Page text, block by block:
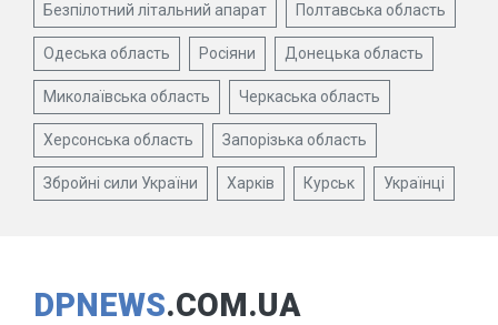
Безпілотний літальний апарат Полтавська область
Одеська область Росіяни Донецька область
Миколаївська область Черкаська область
Херсонська область Запорізька область
Збройні сили України Харків Курськ Українці
DPNEWS.COM.UA